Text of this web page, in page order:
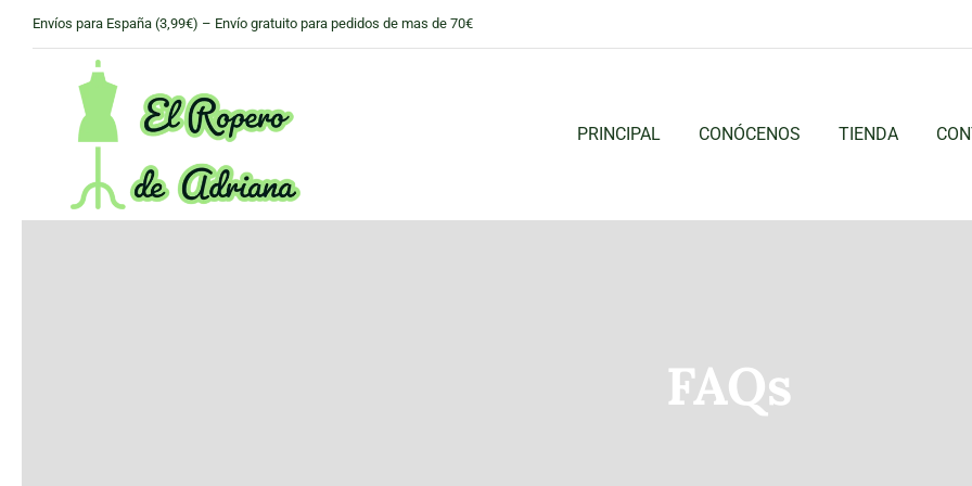
Envíos para España (3,99€) – Envío gratuito para pedidos de mas de 70€
PRINCIPAL CONÓCENOS TIENDA
FAQs